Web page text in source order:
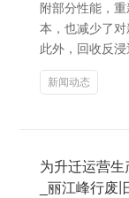
附部分性能，
本，也减少了对
此外，回收反
新闻动态
为升迁运营
_丽江峰行废